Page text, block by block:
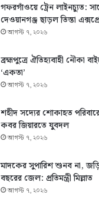
গফরগাঁওয়ে ট্রেন লাইনচ্যুত:
দেওয়ানগঞ্জ ছাড়ল তিস্তা
আগস্ট ৭, ২০২৬
ব্রহ্মপুত্রে ঐতিহ্যবাহী নৌকা
‘একতা’
আগস্ট ৭, ২০২৬
শহীদ সদ্যের শোকাহত
কবর জিয়ারতে যুবদল
আগস্ট ৭, ২০২৬
মাদকের সুপারিশ শুনব না,
বছরের জেল: প্রতিমন্ত্রী মিল্লাত
আগস্ট ৭, ২০২৬